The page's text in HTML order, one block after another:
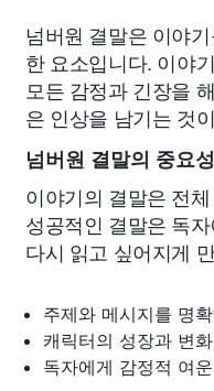
넘버원 결말은 이야
한 요소입니다. 이야
모든 감정과 긴장을
은 인상을 남기는 것
넘버원 결말의 중요성
이야기의 결말은 전
성공적인 결말은 독
다시 읽고 싶어지게
주제와 메시지를 명
캐릭터의 성장과 변
독자에게 감정적 여